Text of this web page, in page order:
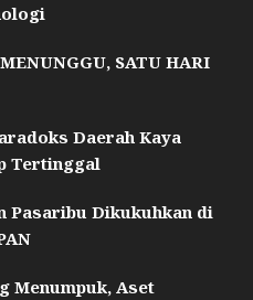
SATU HARI
Daerah Kaya
Tertinggal
Pasaribu Dikukuhkan di
Menumpuk, Aset